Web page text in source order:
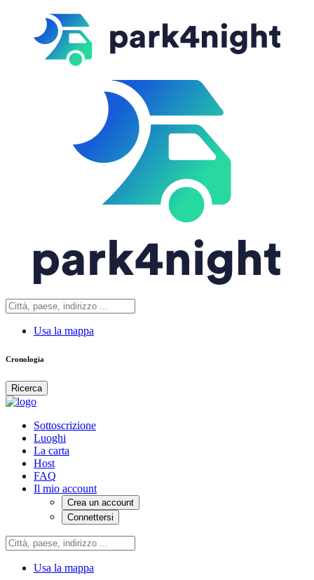
Usa la mappa
Cronologia
Ricerca
Sottoscrizione
Luoghi
La carta
Host
FAQ
Il mio account
Crea un account
Connettersi
Usa la mappa